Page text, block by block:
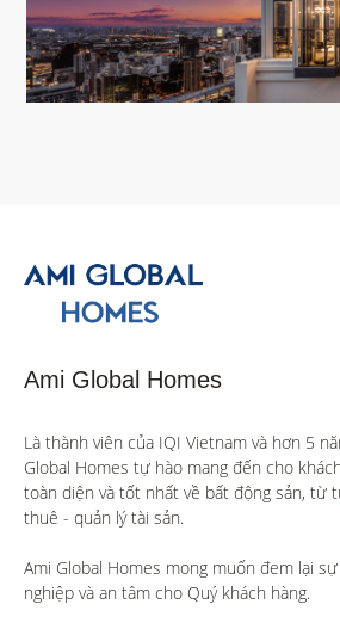
Ami Global Homes
Là thành viên của IQI Vietnam và hơn 5
Global Homes tự hào mang đến cho
toàn diện và tốt nhất về bất động sản, từ
thuê - quản lý tài sản.
Ami Global Homes mong muốn đem lại
nghiệp và an tâm cho Quý khách hàng.